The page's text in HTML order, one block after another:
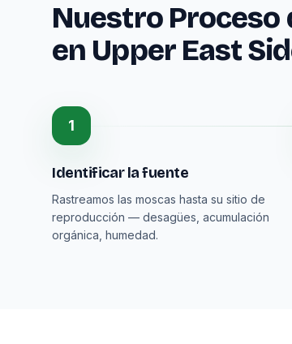
Nuestro Proceso
en Upper East
1
Identificar la fuente
Rastreamos las moscas hasta su sitio de
reproducción — desagües, acumulación
orgánica, humedad.